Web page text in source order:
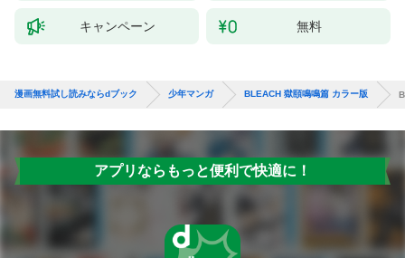
キャンペーン 無料
漫画無料試し読みならdブック 少年マンガ BLEACH 獄頤鳴鳴篇 カラー版
アプリならもっと便利で快適に！